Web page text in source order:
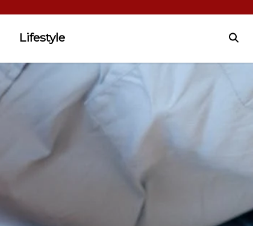
Lifestyle